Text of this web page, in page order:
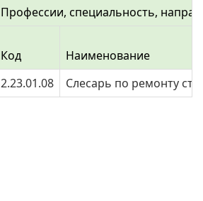
Профессии, специальность,
Код
Наименование
2.23.01.08 Слесарь по ремонту